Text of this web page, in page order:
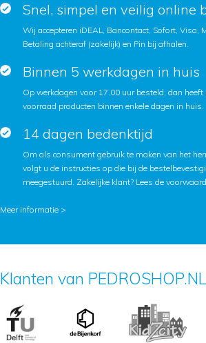
Snel, simpel en veilig online
Wij accepteren iDEAL, Bancontact, Sofort, Visa,
Betaling achteraf (zakelijk) en Pin bij afhalen.
Binnen 5 werkdagen in huis
Op werkdagen voor 17.00 uur besteld, dan heeft
voorraad producten binnen enkele dagen in huis.
14 dagen bedenktijd
Om als consument gebruik te maken van het
volgt u de instructies op die bij de
meegestuurd. Zakelijke klant? Lees de
Meer informatie >
Klanten van PEDROSHOP.NL